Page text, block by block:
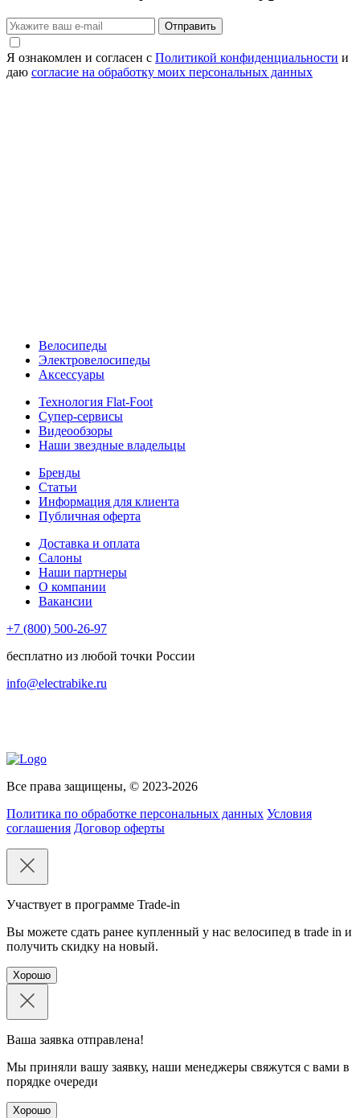
Отправить
Я ознакомлен и согласен с Политикой конфиденциальности и
даю согласие на обработку моих персональных данных
Велосипеды
Электровелосипеды
Аксессуары
Технология Flat-Foot
Супер-сервисы
Видеообзоры
Наши звездные владельцы
Бренды
Статьи
Информация для клиента
Публичная оферта
Доставка и оплата
Салоны
Наши партнеры
О компании
Вакансии
+7 (800) 500-26-97
бесплатно из любой точки России
info@electrabike.ru
Все права защищены, © 2023-2026
Политика по обработке персональных данных Условия
соглашения Договор оферты
Участвует в программе Trade-in
Вы можете сдать ранее купленный у нас велосипед в trade in и
получить скидку на новый.
Хорошо
Ваша заявка отправлена!
Мы приняли вашу заявку, наши менеджеры свяжутся с вами в
порядке очереди
Хорошо